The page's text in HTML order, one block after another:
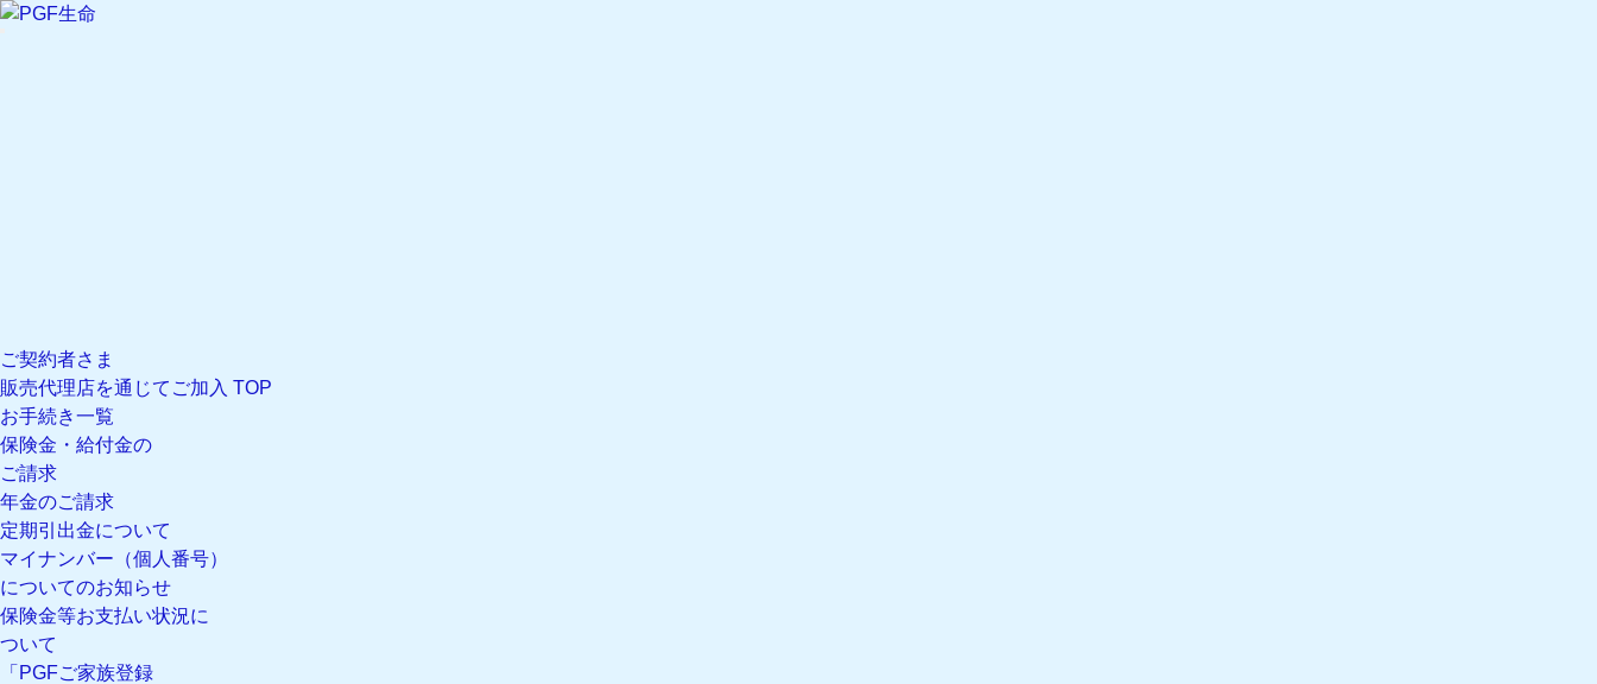
ご契約者さま
販売代理店を通じてご加入 TOP
お手続き一覧
保険金・給付金の
ご請求
年金のご請求
定期引出金について
マイナンバー（個人番号）
についてのお知らせ
保険金等お支払い状況に
ついて
「PGFご家族登録